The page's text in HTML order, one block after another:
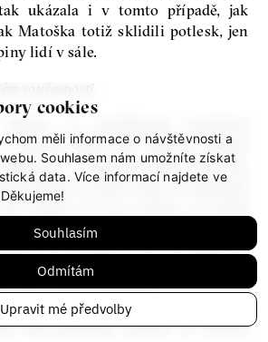
cookies
měli informace o návštěvnosti a
Souhlasem nám umožníte získat
data. Více informací najdete ve
Souhlasím
Odmítám
Upravit mé předvolby
ukázala i v tomto případě, jak
Matoška totiž sklidili potlesk, jen
lidí v sále.
současnosti
se zaměřovala primárně
dnešní době jako takový, debata
a oligarchii jako takovou,
přímo souvisí. Kdo to oligarcha
Nejen na tyto otázky se snažil
politolog Jeffrey A. Winters,
Dvořáková a odborník
oligarchie Ondřej Lánský
Kláry Votavové.
náš politický systém za účelem